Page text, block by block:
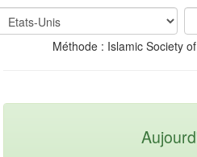
Méthode : Islamic Society